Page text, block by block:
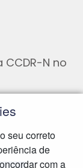
N no
externa
seu correto
de
com a